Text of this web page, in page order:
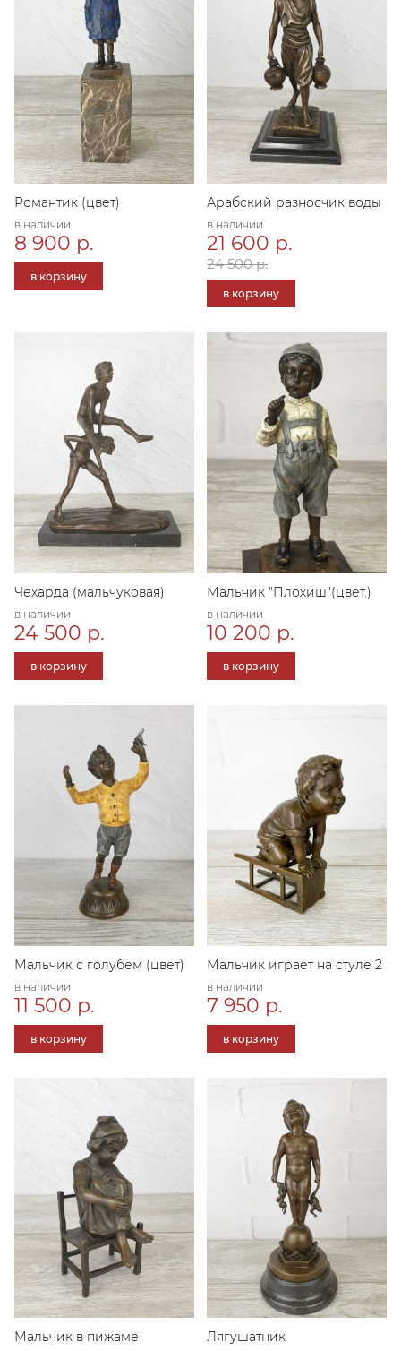
Романтик (цвет)
в наличии
8 900 р.
в корзину
Арабский разносчик воды
в наличии
21 600 р.
24 500 р.
в корзину
Чехарда (мальчуковая)
в наличии
24 500 р.
в корзину
Мальчик "Плохиш"(цвет.)
в наличии
10 200 р.
в корзину
Мальчик с голубем (цвет)
в наличии
11 500 р.
в корзину
Мальчик играет на стуле 2
в наличии
7 950 р.
в корзину
Мальчик в пижаме Лягушатник